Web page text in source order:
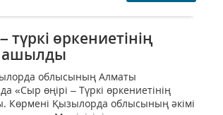
өркениетінің
ашылды
облысының Алматы
«Сыр өңірі – Түркі өркениетінің
Көрмені Қызылорда облысының әкімі